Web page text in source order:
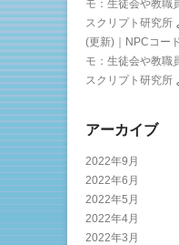
モ：生徒会や教職
スクリプト研究所
(更新)｜NPCコー
モ：生徒会や教職
スクリプト研究所
アーカイブ
2022年9月
2022年6月
2022年5月
2022年4月
2022年3月